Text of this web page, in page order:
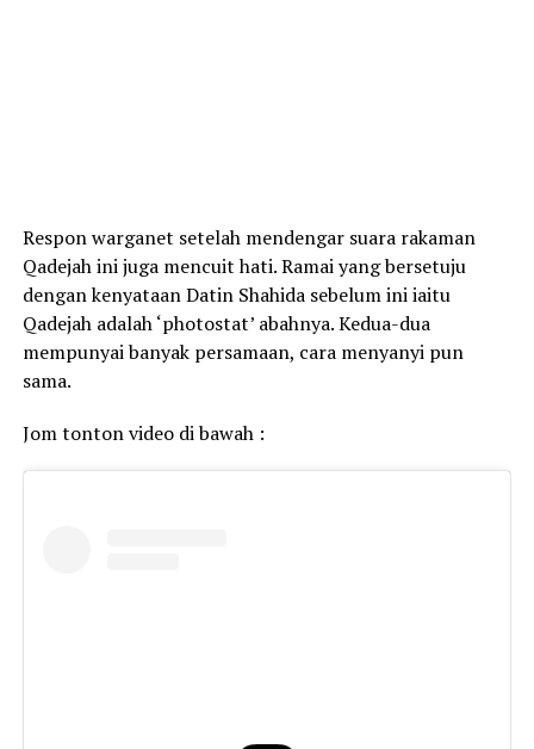
Respon warganet setelah mendengar suara rakaman
Qadejah ini juga mencuit hati. Ramai yang bersetuju
dengan kenyataan Datin Shahida sebelum ini iaitu
Qadejah adalah ‘photostat’ abahnya. Kedua-dua
mempunyai banyak persamaan, cara menyanyi pun
sama.
Jom tonton video di bawah :